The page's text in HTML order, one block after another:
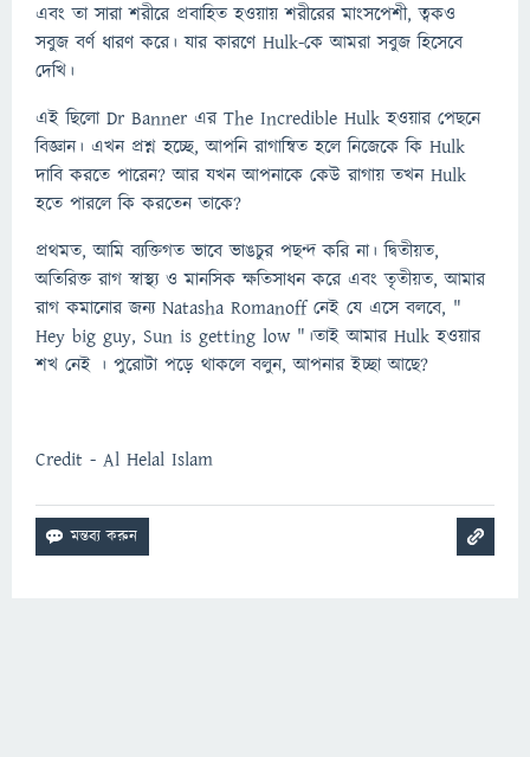
এবং তা সারা শরীরে প্রবাহিত হওয়ায় শরীরের মাংসপেশী, ত্বকও
সবুজ বর্ণ ধারণ করে। যার কারণে Hulk-কে আমরা সবুজ হিসেবে
দেখি।
এই ছিলো Dr Banner এর The Incredible Hulk হওয়ার পেছনে
বিজ্ঞান। এখন প্রশ্ন হচ্ছে, আপনি রাগান্বিত হলে নিজেকে কি Hulk
দাবি করতে পারেন? আর যখন আপনাকে কেউ রাগায় তখন Hulk
হতে পারলে কি করতেন তাকে?
প্রথমত, আমি ব্যক্তিগত ভাবে ভাঙচুর পছন্দ করি না। দ্বিতীয়ত,
অতিরিক্ত রাগ স্বাস্থ্য ও মানসিক ক্ষতিসাধন করে এবং তৃতীয়ত, আমার
রাগ কমানোর জন্য Natasha Romanoff নেই যে এসে বলবে, "
Hey big guy, Sun is getting low "।তাই আমার Hulk হওয়ার
শখ নেই । পুরোটা পড়ে থাকলে বলুন, আপনার ইচ্ছা আছে?
Credit - Al Helal Islam